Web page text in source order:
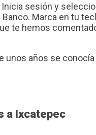
Inicia sesión y
Marca en tu
te hemos
años se
a Ixcatepec